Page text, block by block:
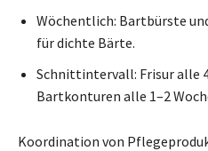
Wöchentlich: Bartbürste
für dichte Bärte.
Schnittintervall: Frisur alle
Bartkonturen alle 1–2
Koordination von